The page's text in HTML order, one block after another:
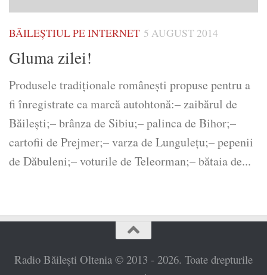
BĂILEȘTIUL PE INTERNET 5 AUGUST 2014
Gluma zilei!
Produsele tradiţionale româneşti propuse pentru a
fi înregistrate ca marcă autohtonă:– zaibărul de
Băileşti;– brânza de Sibiu;– palinca de Bihor;–
cartofii de Prejmer;– varza de Lunguleţu;– pepenii
de Dăbuleni;– voturile de Teleorman;– bătaia de...
Radio Băilești Oltenia © 2013 - 2026. Toate drepturile